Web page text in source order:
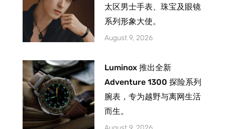
太区男士手表、珠宝及眼镜
系列形象大使。
August 9, 2026
Luminox 推出全新
Adventure 1300 探险系列
腕表，专为越野与离网生活
而生。